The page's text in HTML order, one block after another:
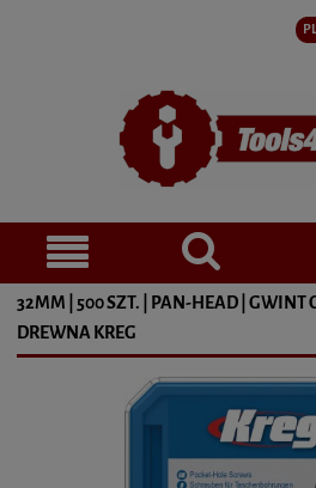
32MM | 500 SZT. | PAN-HEAD | GWINT
DREWNA KREG